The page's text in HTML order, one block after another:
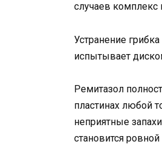
случаев комплекс
Устранение
испытывает
Ремитазол
пластинах любой
неприятные
становится